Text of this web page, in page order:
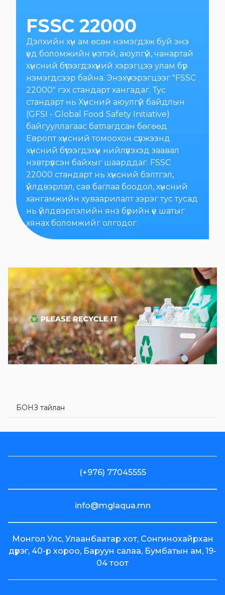
FSSC 22000
Дэлхийн хүн ам өсөн нэмэгдэж буй энэ
үед боломжийн үнэтэй, аюулгүй, чанартай
хүнсний бүтээгдэхүүний хэрэгцээ улам бүр
нэмэгдсээр байна. Энэхүү хэрэгцээг "FSSC
22000" гэх стандарт хангадаг. Тус
стандарт нь Хүнсний аюулгүй байдлын
(GFSI - Global Food Safety Initiative)
байгууллагаас батлагдсан бөгөөд
Европт хүнсний томоохон сүлжээнд
хүнсний бүтээгдэхүүн нийлүүлэхэд заавал
нэвтрүүлсэн байхыг шаарддаг. FSSC
22000 стандарт нь хүнсний бэлтгэл,
үйлдвэрлэл, сав баглаа боодол, хүнсний
хангамжийн хуваарилалт зэрэг тус тусад
нь үйлдвэрлэлийн янз бүрийн үе шатыг
хянах боломжийг олгодог.
БОНЗ тайлан
(+976) 77045555
info@mglaqua.mn
Монгол Улс, Улаанбаатар хот, Сонгинохайрхан
дүүрэг, 40-р хороо, Баруун салаа, Бумбатын ам, 19-
04 тоот